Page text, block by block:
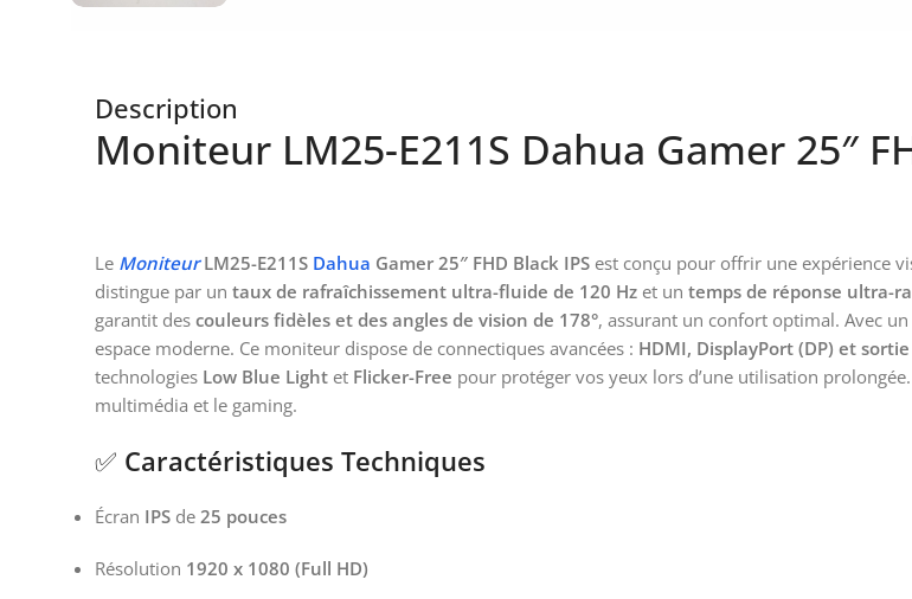
Description
Moniteur LM25-E211S Dahua Gamer 25″
Le MoniteurLM25-E211S Dahua Gamer 25″ FHD Black IPS est conçu pour offrir une expérience
distingue par un taux de rafraîchissement ultra-fluide de 120 Hz et un temps de réponse ultra-
garantit des couleurs fidèles et des angles de vision de 178°, assurant un confort optimal. Avec un
espace moderne. Ce moniteur dispose de connectiques avancées : HDMI, DisplayPort (DP) et
technologies Low Blue Light et Flicker-Free pour protéger vos yeux lors d’une utilisation
multimédia et le gaming.
✅ Caractéristiques Techniques
Écran IPS de 25 pouces
Résolution 1920 x 1080 (Full HD)